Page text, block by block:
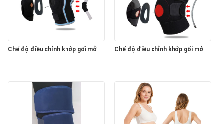
Chế độ điều chỉnh khớp gối mở Chế độ điều chỉnh khớp gối mở